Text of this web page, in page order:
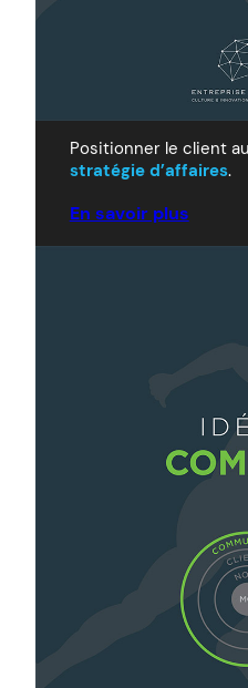
Positionner le client
stratégie d’affaires.
En savoir plus